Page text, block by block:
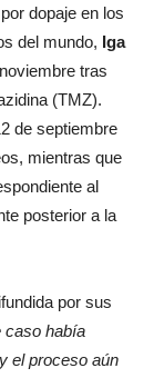
dopaje en los
del mundo, Iga
tras
(TMZ).
de septiembre
mientras que
al
posterior a la
por sus
caso había
el proceso aún